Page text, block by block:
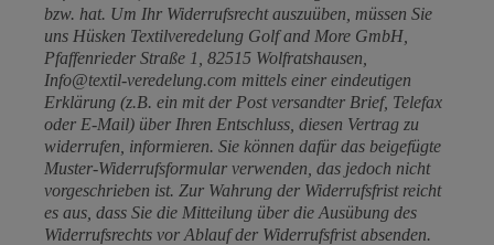
bzw. hat. Um Ihr Widerrufsrecht auszuüben, müssen Sie
uns Hüsken Textilveredelung Golf and More GmbH,
Pfaffenrieder Straße 1, 82515 Wolfratshausen,
Info@textil-veredelung.com mittels einer eindeutigen
Erklärung (z.B. ein mit der Post versandter Brief, Telefax
oder E-Mail) über Ihren Entschluss, diesen Vertrag zu
widerrufen, informieren. Sie können dafür das beigefügte
Muster-Widerrufsformular verwenden, das jedoch nicht
vorgeschrieben ist. Zur Wahrung der Widerrufsfrist reicht
es aus, dass Sie die Mitteilung über die Ausübung des
Widerrufsrechts vor Ablauf der Widerrufsfrist absenden.